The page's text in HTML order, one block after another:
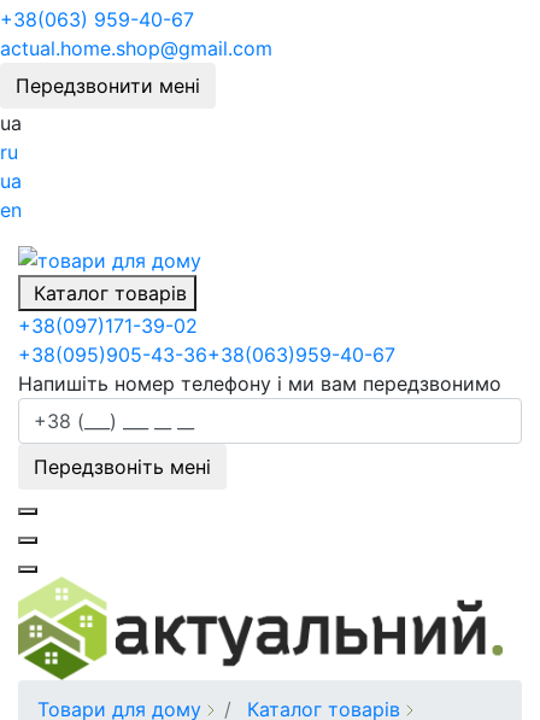
+38(063) 959-40-67
actual.home.shop@gmail.com
Передзвонити мені
ua
ru
ua
en
Каталог товарів
+38(097)171-39-02
+38(095)905-43-36+38(063)959-40-67
Напишіть номер телефону і ми вам передзвонимо
Передзвоніть мені
Товари для дому
Каталог товарів